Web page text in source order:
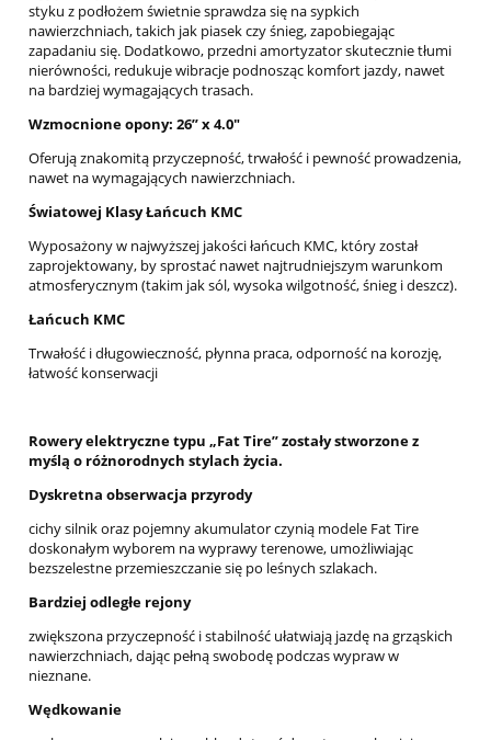
styku z podłożem świetnie sprawdza się na sypkich
nawierzchniach, takich jak piasek czy śnieg, zapobiegając
zapadaniu się. Dodatkowo, przedni amortyzator skutecznie tłumi
nierówności, redukuje wibracje podnosząc komfort jazdy, nawet
na bardziej wymagających trasach.
Wzmocnione opony: 26” x 4.0"
Oferują znakomitą przyczepność, trwałość i pewność prowadzenia,
nawet na wymagających nawierzchniach.
Światowej Klasy Łańcuch KMC
Wyposażony w najwyższej jakości łańcuch KMC, który został
zaprojektowany, by sprostać nawet najtrudniejszym warunkom
atmosferycznym (takim jak sól, wysoka wilgotność, śnieg i deszcz).
Łańcuch KMC
Trwałość i długowieczność, płynna praca, odporność na korozję,
łatwość konserwacji
Rowery elektryczne typu „Fat Tire” zostały stworzone z
myślą o różnorodnych stylach życia.
Dyskretna obserwacja przyrody
cichy silnik oraz pojemny akumulator czynią modele Fat Tire
doskonałym wyborem na wyprawy terenowe, umożliwiając
bezszelestne przemieszczanie się po leśnych szlakach.
Bardziej odległe rejony
zwiększona przyczepność i stabilność ułatwiają jazdę na grząskich
nawierzchniach, dając pełną swobodę podczas wypraw w
nieznane.
Wędkowanie